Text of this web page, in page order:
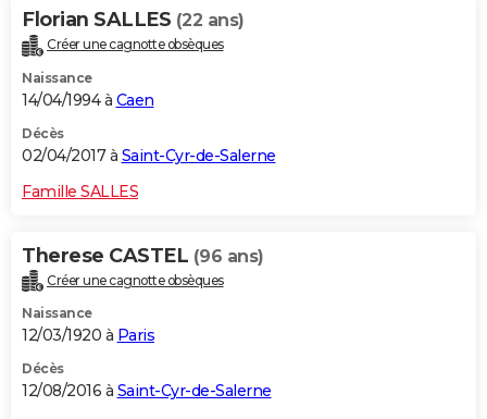
Florian SALLES (22 ans)
Créer une cagnotte obsèques
Naissance
14/04/1994 à Caen
Décès
02/04/2017 à Saint-Cyr-de-Salerne
Famille SALLES
Therese CASTEL (96 ans)
Créer une cagnotte obsèques
Naissance
12/03/1920 à Paris
Décès
12/08/2016 à Saint-Cyr-de-Salerne